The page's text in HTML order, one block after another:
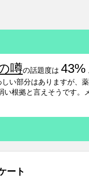
噂の話題度は 43%
い部分はありますが、
根拠と言えそうです。
ート